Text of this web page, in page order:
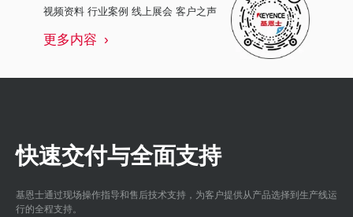
视频资料 行业案例 线上展会 客户之声
更多内容
快速交付与全面支持
基恩士通过现场操作指导和售后技术支持，为客户提供从产品选择到生产线运
行的全程支持。